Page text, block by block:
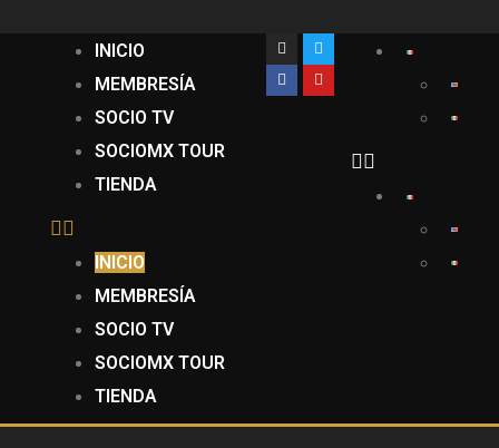
INICIO
MEMBRESÍA
SOCIO TV
SOCIOMX TOUR
TIENDA
INICIO
MEMBRESÍA
SOCIO TV
SOCIOMX TOUR
TIENDA